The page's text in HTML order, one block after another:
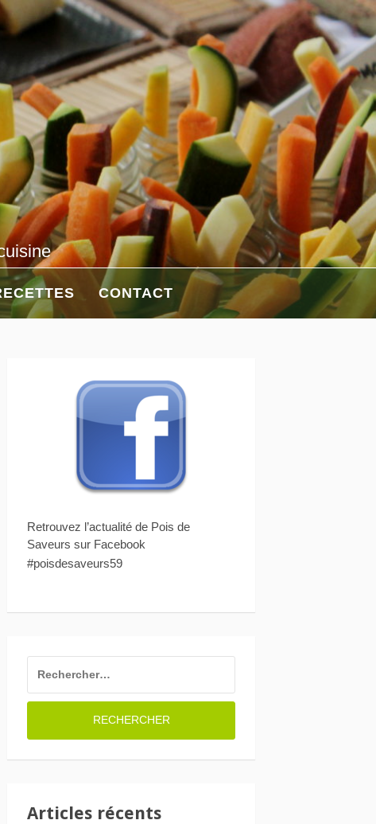
CONTACT
Retrouvez l’actualité de Pois de
Saveurs sur Facebook
#poisdesaveurs59
Articles récents